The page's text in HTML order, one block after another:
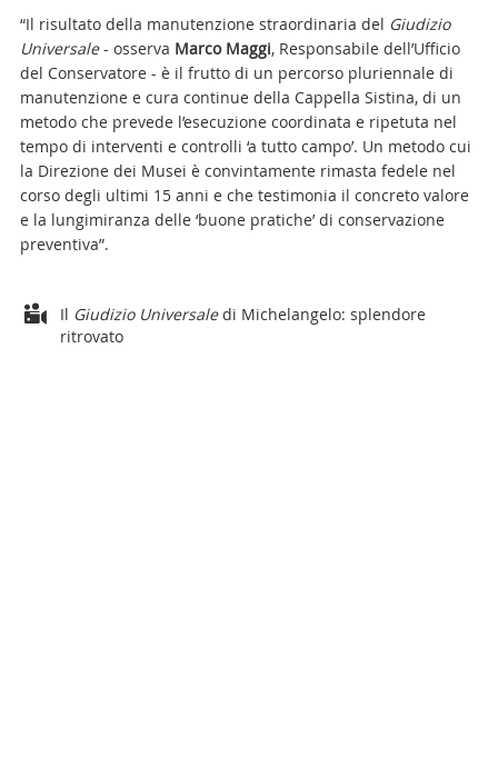
“Il risultato della manutenzione straordinaria del Giudizio
Universale- osserva Marco Maggi, Responsabile dell’Ufficio
del Conservatore - è il frutto di un percorso pluriennale di
manutenzione e cura continue della Cappella Sistina, di un
metodo che prevede l’esecuzione coordinata e ripetuta nel
tempo di interventi e controlli ‘a tutto campo’. Un metodo cui
la Direzione dei Musei è convintamente rimasta fedele nel
corso degli ultimi 15 anni e che testimonia il concreto valore
e la lungimiranza delle ‘buone pratiche’ di conservazione
preventiva”.
Attachments
Il Giudizio Universaledi Michelangelo: splendore
ritrovato